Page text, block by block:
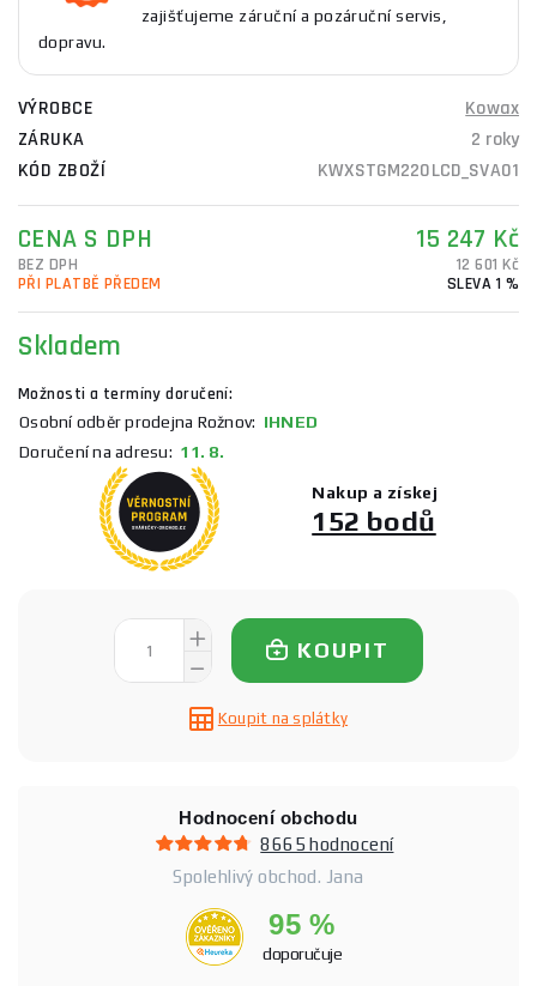
zajišťujeme záruční a pozáruční servis,
dopravu.
VÝROBCE
Kowax
ZÁRUKA
2 roky
KÓD ZBOŽÍ
KWXSTGM220LCD_SVA01
CENA S DPH 15 247 Kč
BEZ DPH
12 601 Kč
PŘI PLATBĚ PŘEDEM
SLEVA 1 %
Skladem
Možnosti a termíny doručení:
Osobní odběr prodejna Rožnov: IHNED
Doručení na adresu: 11. 8.
Nakup a získej
152 bodů
KOUPIT
Koupit na splátky
Hodnocení obchodu
8665 hodnocení
Spolehlivý obchod. Jana
95 %
doporučuje